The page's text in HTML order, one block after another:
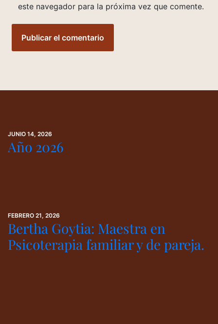
este navegador para la próxima vez que comente.
JUNIO 14, 2026
Año 2026
FEBRERO 21, 2026
Bertha Goytia: Maestra en
Psicoterapia familiar y de pareja.